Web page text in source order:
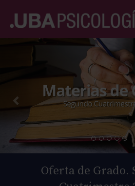
Oferta de Grado.